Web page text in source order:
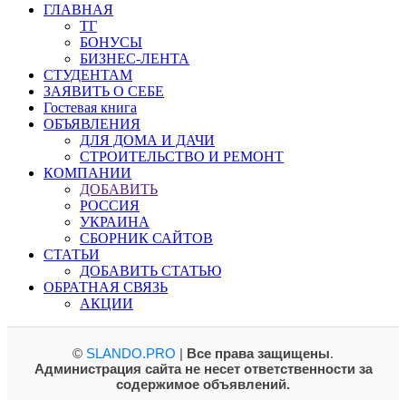
ГЛАВНАЯ
ТГ
БОНУСЫ
БИЗНЕС-ЛЕНТА
СТУДЕНТАМ
ЗАЯВИТЬ О СЕБЕ
Гостевая книга
ОБЪЯВЛЕНИЯ
ДЛЯ ДОМА И ДАЧИ
СТРОИТЕЛЬСТВО И РЕМОНТ
КОМПАНИИ
ДОБАВИТЬ
РОССИЯ
УКРАИНА
СБОРНИК САЙТОВ
СТАТЬИ
ДОБАВИТЬ СТАТЬЮ
ОБРАТНАЯ СВЯЗЬ
АКЦИИ
© SLANDO.PRO | Все права защищены.
Администрация сайта не несет ответственности за
содержимое объявлений.